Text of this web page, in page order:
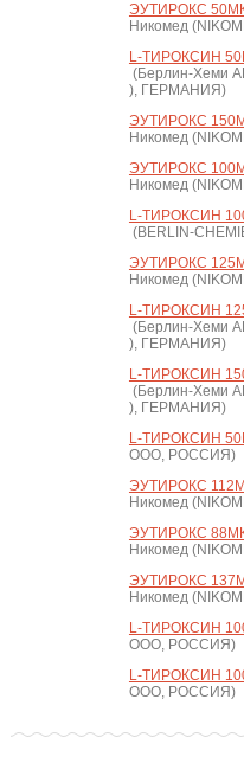
ЭУТИРОКС
Никомед
L-ТИРОКСИН
(Берлин-Хеми
), ГЕРМАНИЯ)
ЭУТИРОКС
Никомед
ЭУТИРОКС
Никомед
L-ТИРОКСИН
(BERLIN-
ЭУТИРОКС
Никомед
L-ТИРОКСИН
(Берлин-Хеми
), ГЕРМАНИЯ)
L-ТИРОКСИН
(Берлин-Хеми
), ГЕРМАНИЯ)
L-ТИРОКСИН
ООО, РОССИЯ)
ЭУТИРОКС
Никомед
ЭУТИРОКС
Никомед
ЭУТИРОКС
Никомед
L-ТИРОКСИН
ООО, РОССИЯ)
L-ТИРОКСИН
ООО, РОССИЯ)